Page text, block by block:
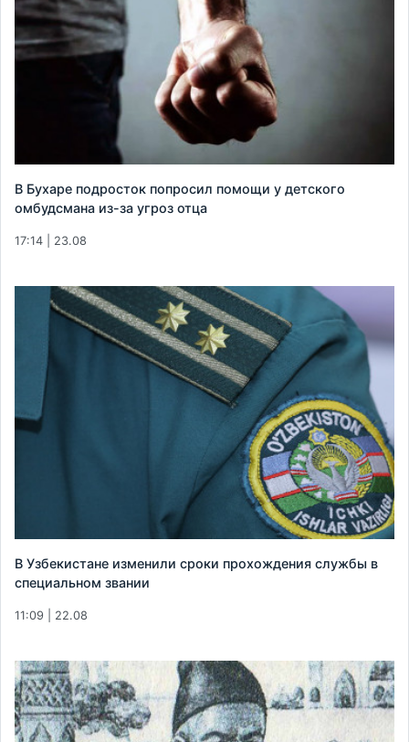
В Бухаре подросток попросил помощи у детского
омбудсмана из-за угроз отца
17:14 | 23.08
В Узбекистане изменили сроки прохождения службы в
специальном звании
11:09 | 22.08